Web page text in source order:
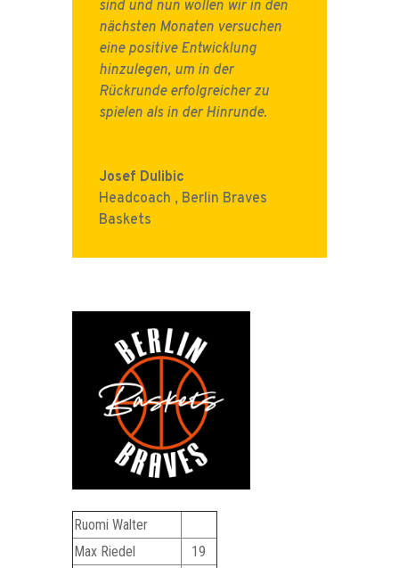
sind und nun wollen wir in den
nächsten Monaten versuchen
eine positive Entwicklung
hinzulegen, um in der
Rückrunde erfolgreicher zu
spielen als in der Hinrunde.
Josef Dulibic
Headcoach , Berlin Braves
Baskets
Ruomi Walter
Max Riedel
19